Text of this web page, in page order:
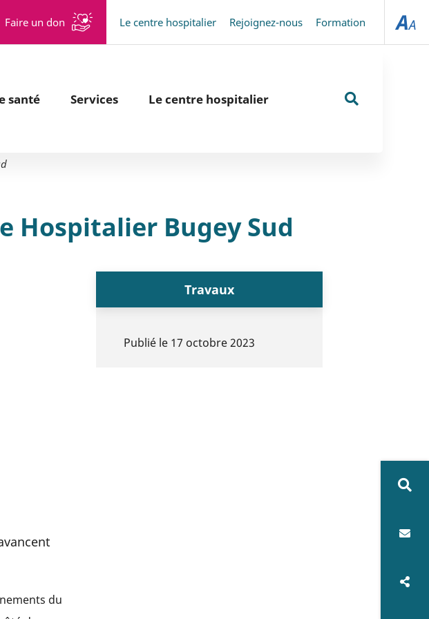
Faire un don Le centre hospitalier Rejoignez-nous Formation
santé Services Le centre hospitalier
sur
site
Hospitalier Bugey Sud
du
Travaux
Publié le 17 octobre 2023